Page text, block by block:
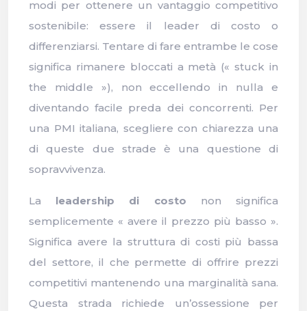
modi per ottenere un vantaggio competitivo
sostenibile: essere il leader di costo o
differenziarsi. Tentare di fare entrambe le cose
significa rimanere bloccati a metà (« stuck in
the middle »), non eccellendo in nulla e
diventando facile preda dei concorrenti. Per
una PMI italiana, scegliere con chiarezza una
di queste due strade è una questione di
sopravvivenza.
La leadership di costo non significa
semplicemente « avere il prezzo più basso ».
Significa avere la struttura di costi più bassa
del settore, il che permette di offrire prezzi
competitivi mantenendo una marginalità sana.
Questa strada richiede un’ossessione per